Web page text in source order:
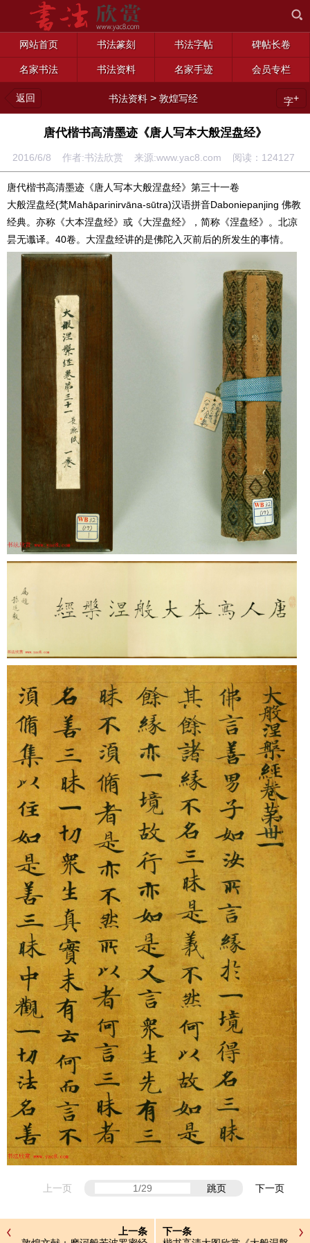
网站首页 书法篆刻 书法字帖 碑帖长卷
名家书法 书法资料 名家手迹 会员专栏
返回 书法资料 >敦煌写经 字+
唐代楷书高清墨迹《唐人写本大般涅盘经》
2016/6/8 作者:书法欣赏 来源:www.yac8.com 阅读： 124127
唐代楷书高清墨迹《唐人写本大般涅盘经》第三十一卷
大般涅盘经(梵Mahāparinirvāna-sūtra)汉语拼音Daboniepanjing 佛教
经典。亦称《大本涅盘经》或《大涅盘经》，简称《涅盘经》。北凉
昙无谶译。40卷。大涅盘经讲的是佛陀入灭前后的所发生的事情。
上一页 跳页 下一页
上一条
下一条